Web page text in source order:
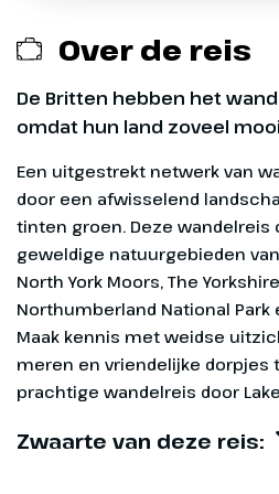
Over de reis
De Britten hebben het
omdat hun land zoveel
Een uitgestrekt netwerk van
door een afwisselend
tinten groen. Deze
geweldige natuurgebieden van
North York Moors, The
Northumberland National Park
Maak kennis met weidse
meren en vriendelijke dorpjes
prachtige wandelreis door
Zwaarte van deze reis:
Dag 1
Heenreis
Via Holten,
Amersfoort,
rijden we
gaan we aan
Exclusief
Entreegelden, ca. € 115
Museum, York Minster,
Beamish Open Air
Optionele excursies
programma)
Overige maaltijden
Eventuele fooien
Op onze wandelvakanties
pad. Denk bij het inpakken
alvast aan de volgende
Goede